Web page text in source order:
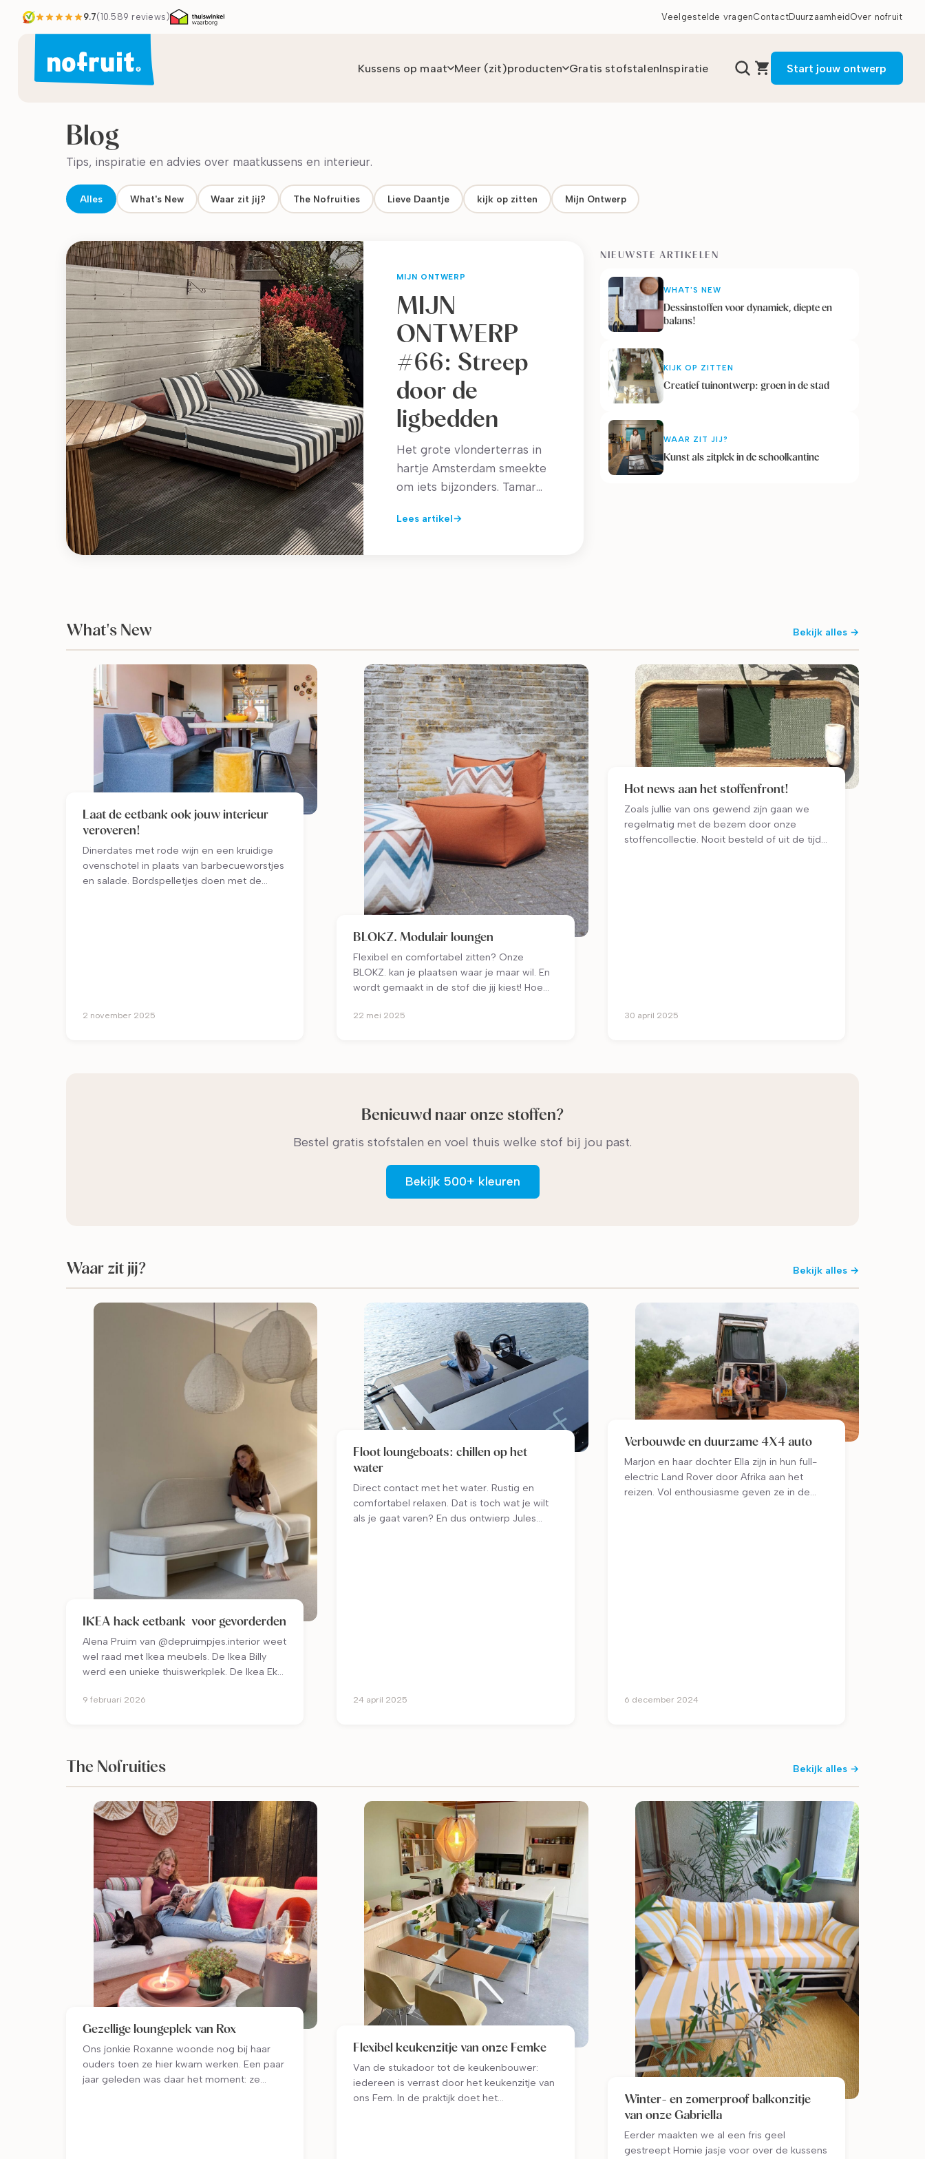
9.7(10.589 reviews) Veelgestelde vragenContactDuurzaamheid Over nofruit
Kussens op maat Meer (zit)producten Gratis stofstalenInspiratie Start jouw ontwerp
Blog
Tips, inspiratie en advies over maatkussens en interieur.
Alles What's New Waar zit jij? The Nofruities Lieve Daantje kijk op zitten Mijn Ontwerp
MIJN ONTWERP
MIJN
ONTWERP
#66: Streep
door de
ligbedden
Het grote vlonderterras in
hartje Amsterdam smeekte
om iets bijzonders. Tamar
binnenkort op deze
Lees artikel
NIEUWSTE ARTIKELEN
WHAT'S NEW
Dessinstoffen voor dynamiek, diepte en
balans!
KIJK OP ZITTEN
Creatief tuinontwerp: groen in de stad
WAAR ZIT JIJ?
Kunst als zitplek in de schoolkantine
What's New Bekijk alles →
Laat de eetbank ook jouw interieur
veroveren!
Dinerdates met rode wijn en een kruidige
ovenschotel in plaats van barbecueworstjes
en salade. Bordspelletjes doen met de
2 november 2025
BLOKZ. Modulair loungen
Flexibel en comfortabel zitten? Onze
BLOKZ. kan je plaatsen waar je maar wil. En
wordt gemaakt in de stof die jij kiest! Hoe
22 mei 2025
Hot news aan het stoffenfront!
Zoals jullie van ons gewend zijn gaan we
regelmatig met de bezem door onze
stoffencollectie. Nooit besteld of uit de tijd?
30 april 2025
Benieuwd naar onze stoffen?
Bestel gratis stofstalen en voel thuis welke stof bij jou past.
Bekijk 500+ kleuren
Waar zit jij? Bekijk alles →
IKEA hack eetbank voor gevorderden
Alena Pruim van @depruimpjes.interior weet
wel raad met Ikea meubels. De Ikea Billy
werd een unieke thuiswerkplek. De Ikea Eket
niemand heeft en de Ikea Småstad
9 februari 2026
Floot loungeboats: chillen op het
water
Direct contact met het water. Rustig en
comfortabel relaxen. Dat is toch wat je wilt
als je gaat varen? En dus ontwierp Jules
24 april 2025
Verbouwde en duurzame 4X4 auto
Marjon en haar dochter Ella zijn in hun full-
electric Land Rover door Afrika aan het
reizen. Vol enthousiasme geven ze in de
6 december 2024
The Nofruities Bekijk alles →
Gezellige loungeplek van Rox
Ons jonkie Roxanne woonde nog bij haar
ouders toen ze hier kwam werken. Een paar
jaar geleden was daar het moment: ze
Flexibel keukenzitje van onze Femke
Van de stukadoor tot de keukenbouwer:
iedereen is verrast door het keukenzitje van
ons Fem. In de praktijk doet het
Winter- en zomerproof balkonzitje
van onze Gabriella
Eerder maakten we al een fris geel
gestreept Homie jasje voor over de kussens